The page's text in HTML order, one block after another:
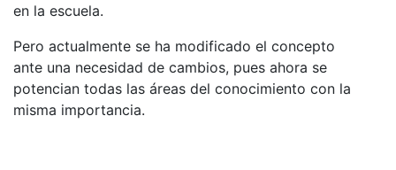
en la escuela.
Pero actualmente se ha modificado el concepto
ante una necesidad de cambios, pues ahora se
potencian todas las áreas del conocimiento con la
misma importancia.